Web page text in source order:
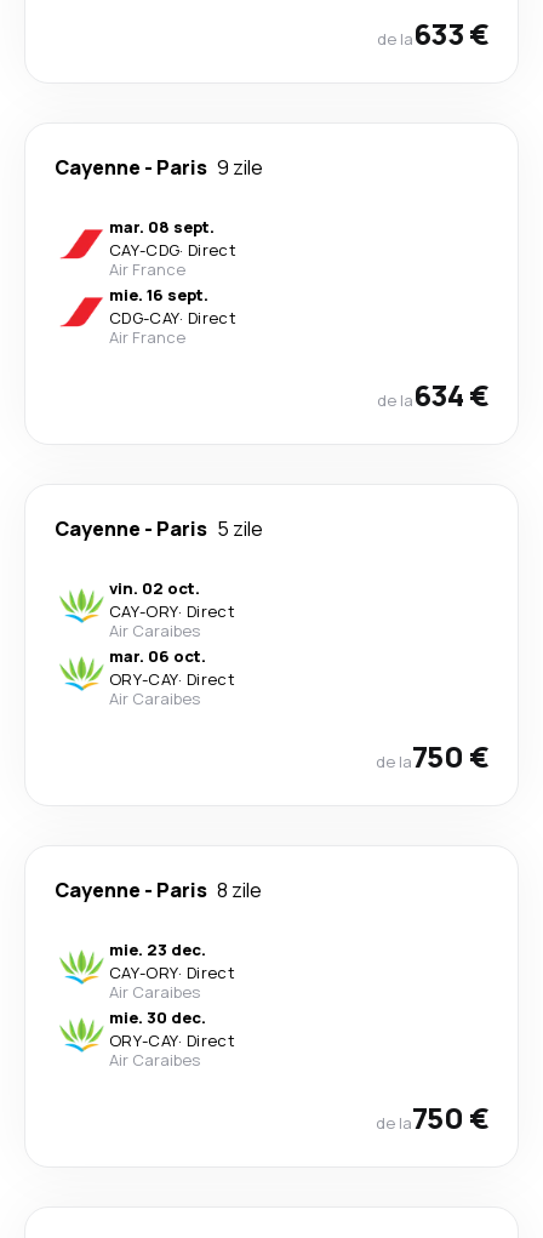
de la633 €
Cayenne - Paris 9 zile
mar. 08 sept.
CAY-CDG· Direct
Air France
mie. 16 sept.
CDG-CAY· Direct
Air France
de la634 €
Cayenne - Paris 5 zile
vin. 02 oct.
CAY-ORY· Direct
Air Caraibes
mar. 06 oct.
ORY-CAY· Direct
Air Caraibes
de la750 €
Cayenne - Paris 8 zile
mie. 23 dec.
CAY-ORY· Direct
Air Caraibes
mie. 30 dec.
ORY-CAY· Direct
Air Caraibes
de la750 €